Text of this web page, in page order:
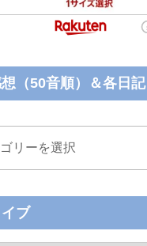
（50音順）＆各日記
ブ